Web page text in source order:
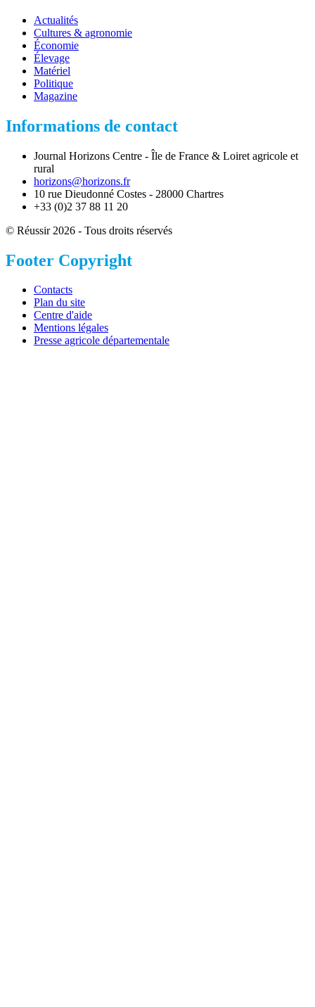
Actualités
Cultures & agronomie
Économie
Élevage
Matériel
Politique
Magazine
Informations de contact
Journal Horizons Centre - Île de France & Loiret agricole et
rural
horizons@horizons.fr
10 rue Dieudonné Costes - 28000 Chartres
+33 (0)2 37 88 11 20
© Réussir 2026 - Tous droits réservés
Footer Copyright
Contacts
Plan du site
Centre d'aide
Mentions légales
Presse agricole départementale